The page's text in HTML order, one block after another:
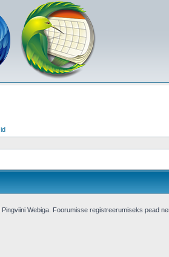
Pingviini Webiga. Foorumisse registreerumiseks pead